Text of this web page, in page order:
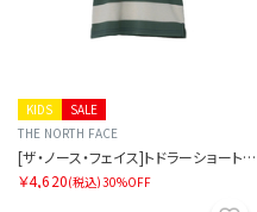
SALE
KIDS
THE NORTH FACE
[ザ・ノース・フェイス]トドラーショートスリーブブライトステディティー
￥4,620(税込)30%OFF